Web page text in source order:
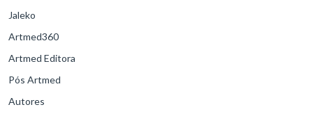
Jaleko
Artmed360
Artmed Editora
Pós Artmed
Autores